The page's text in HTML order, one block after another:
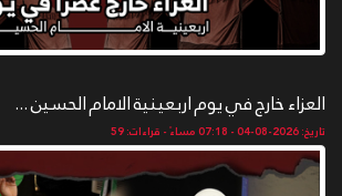
العزاء خارج في يوم اربعينية الامام الحسين ...
تاريخ: 2026-08-04 - 07:18 مساءً - قراءات: 59